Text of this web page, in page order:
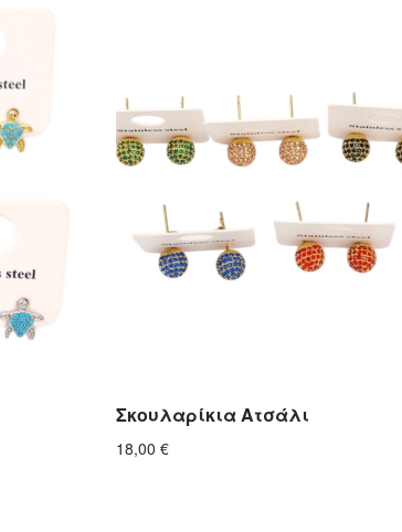
Σκουλαρίκια Ατσάλι
18,00 €